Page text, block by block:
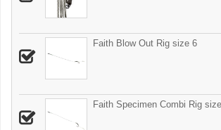
Faith Blow Out Rig size 6
Faith Specimen Combi Rig